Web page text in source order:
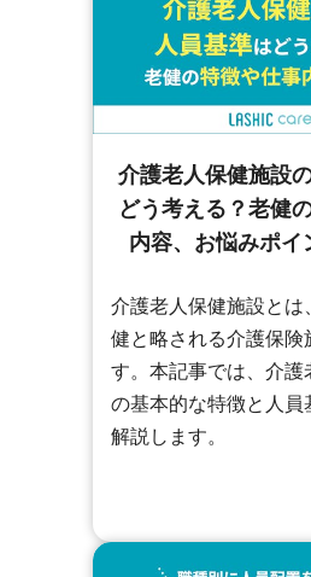
で運営することができ
介護老人保健施設
どう考える？老健
内容、お悩みポイ
介護老人保健施設とは
健と略される介護保険
す。本記事では、介護
の基本的な特徴と人員
解説します。